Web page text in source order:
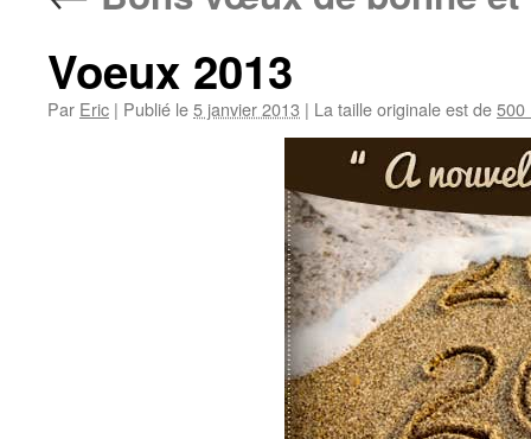
Voeux 2013
Par Eric | Publié le5 janvier 2013 | La taille originale est de500